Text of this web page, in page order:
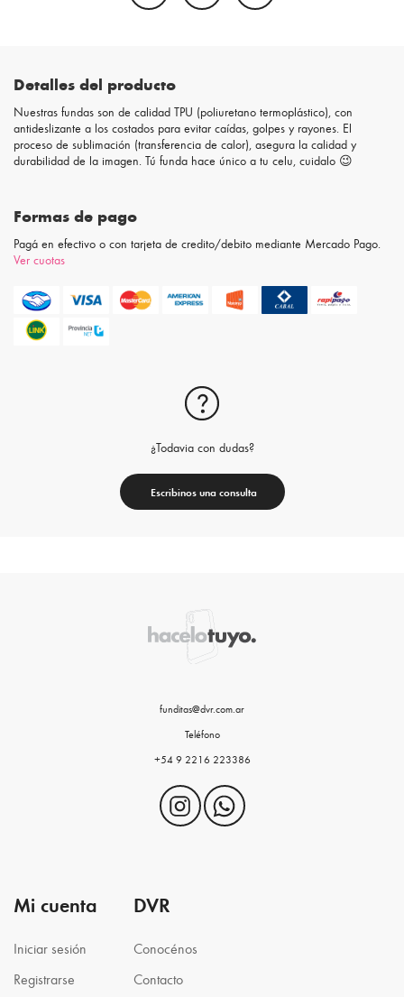
Detalles del producto
Nuestras fundas son de calidad TPU (poliuretano termoplástico), con
antideslizante a los costados para evitar caídas, golpes y rayones. El
proceso de sublimación (transferencia de calor), asegura la calidad y
durabilidad de la imagen. Tú funda hace único a tu celu, cuidalo 😉
Formas de pago
Pagá en efectivo o con tarjeta de credito/debito mediante Mercado Pago.
Ver cuotas
¿Todavia con dudas?
Escribinos una consulta
funditas@dvr.com.ar
Teléfono
+54 9 2216 223386
Mi cuenta
Iniciar sesión
Registrarse
DVR
Conocénos
Contacto